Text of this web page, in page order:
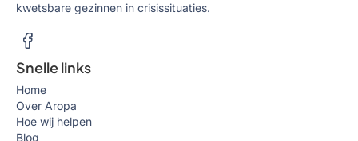
kwetsbare gezinnen in crisissituaties.
Snelle links
Home
Over Aropa
Hoe wij helpen
Blog